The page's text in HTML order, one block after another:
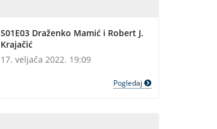
S01E03 Draženko Mamić i Robert J.
Krajačić
17. veljača 2022. 19:09
Pogledaj